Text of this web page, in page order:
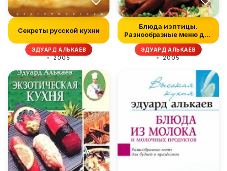
Секреты русской кухни
ЭДУАРД АЛЬКАЕВ
2005
Блюда из птицы.
Разнообразные меню для
будней и пр...
ЭДУАРД АЛЬКАЕВ
2005